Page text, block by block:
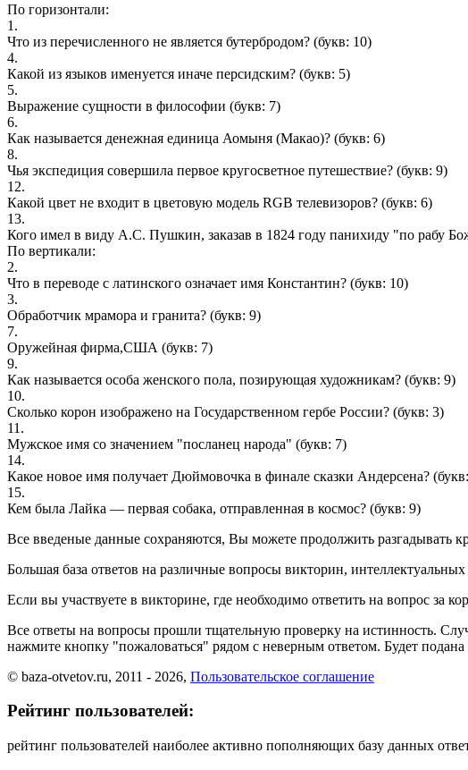
По горизонтали:
1.
Что из перечисленного не является бутербродом? (букв: 10)
4.
Какой из языков именуется иначе персидским? (букв: 5)
5.
Выражение сущности в философии (букв: 7)
6.
Как называется денежная единица Аомыня (Макао)? (букв: 6)
8.
Чья экспедиция совершила первое кругосветное путешествие? (букв: 9)
12.
Какой цвет не входит в цветовую модель RGB телевизоров? (букв: 6)
13.
Кого имел в виду А.С. Пушкин, заказав в 1824 году панихиду "по рабу
По вертикали:
2.
Что в переводе с латинского означает имя Константин? (букв: 10)
3.
Обработчик мрамора и гранита? (букв: 9)
7.
Оружейная фирма,США (букв: 7)
9.
Как называется особа женского пола, позирующая художникам? (букв: 9)
10.
Сколько корон изображено на Государственном гербе России? (букв: 3)
11.
Мужское имя со значением "посланец народа" (букв: 7)
14.
Какое новое имя получает Дюймовочка в финале сказки Андерсена?
15.
Кем была Лайка — первая собака, отправленная в космос? (букв: 9)
Все введеные данные сохраняются, Вы можете продолжить разгадывать
Большая база ответов на различные вопросы викторин,
Если вы участвуете в викторине, где необходимо ответить на вопрос за
Все ответы на вопросы прошли тщательную проверку на истинность.
нажмите кнопку "пожаловаться" рядом с неверным ответом. Будет
© baza-otvetov.ru, 2011 - 2026, Пользовательское соглашение
Рейтинг пользователей:
рейтинг пользователей наиболее активно пополняющих базу данных